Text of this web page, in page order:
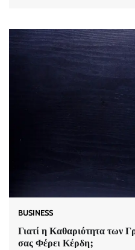
BUSINESS
Γιατί η Καθαριότητα των
σας Φέρει Κέρδη;